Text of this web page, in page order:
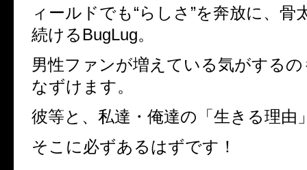
ィールドでも“らしさ”を奔放に、骨
続けるBugLug。
男性ファンが増えている気がする
なずけます。
彼等と、私達・俺達の「生きる理由
そこに必ずあるはずです！